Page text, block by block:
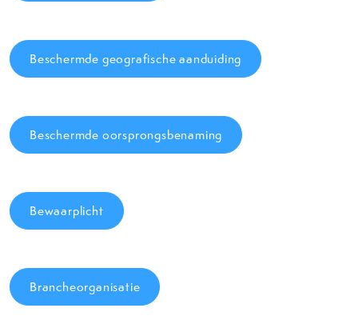
Beschermde geografische aanduiding
Beschermde oorsprongsbenaming
Bewaarplicht
Brancheorganisatie